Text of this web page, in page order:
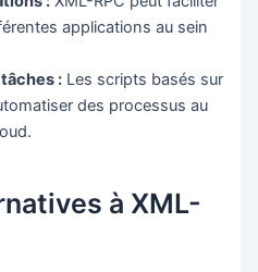
applications au sein
: Les scripts basés sur
des processus au
à XML-